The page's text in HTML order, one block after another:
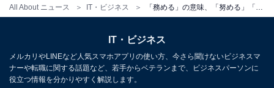
All About ニュース IT・ビジネス
「務める」「努める」「勤める」の具体的な例文を示し
「務める」の例文
IT・ビジネス
メルカリやLINEなど人気スマホアプリの使い方、今さら聞けないビジネスマ
ナーや転職に関する話題など、若手からベテランまで、ビジネスパーソンに
役立つ情報を分かりやすく解説します。